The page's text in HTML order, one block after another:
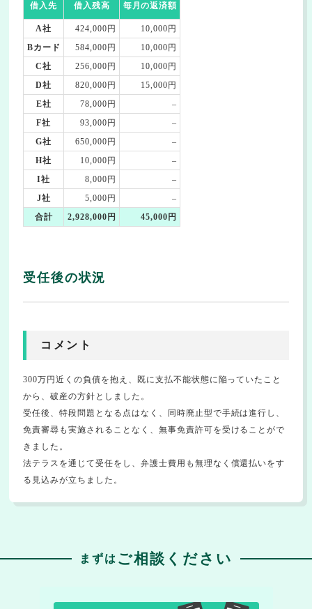
借入先 借入残高 毎月の返済額
A社 424,000円
10,000円
Bカード
584,000円
10,000円
C社
256,000円
10,000円
D社
820,000円
15,000円
E社
78,000円
–
F社
93,000円
–
G社
650,000円
–
H社
10,000円
–
I社
8,000円
–
J社
5,000円
–
合計
2,928,000円 45,000円
受任後の状況
コメント
300万円近くの負債を抱え、既に支払不能状態に陥っていたこと
から、破産の方針としました。
受任後、特段問題となる点はなく、同時廃止型で手続は進行し、
免責審尋も実施されることなく、無事免責許可を受けることがで
きました。
法テラスを通じて受任をし、弁護士費用も無理なく償還払いをす
る見込みが立ちました。
まずは ご相談ください